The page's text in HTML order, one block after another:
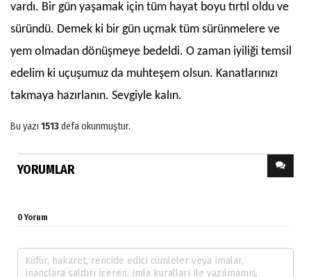
vardı. Bir gün yaşamak için tüm hayat boyu tırtıl oldu ve
süründü. Demek ki bir gün uçmak tüm sürünmelere ve
yem olmadan dönüşmeye bedeldi. O zaman iyiliği temsil
edelim ki uçuşumuz da muhteşem olsun. Kanatlarınızı
takmaya hazırlanın. Sevgiyle kalın.
Bu yazı 1513defa okunmuştur.
YORUMLAR
0 Yorum